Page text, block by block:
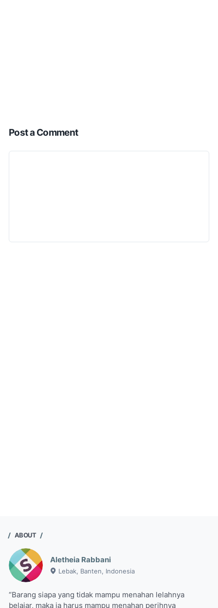
Post a Comment
ABOUT
Aletheia Rabbani
Lebak, Banten, Indonesia
“Barang siapa yang tidak mampu menahan lelahnya
belajar, maka ia harus mampu menahan perihnya